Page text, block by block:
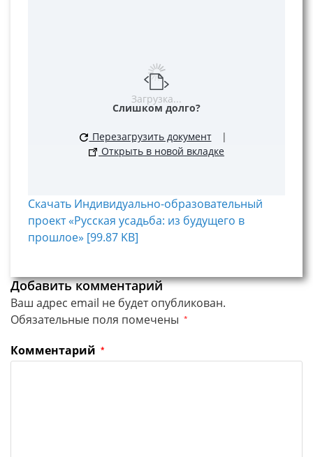
Загрузка...
Слишком долго?
Перезагрузить документ
|
Открыть в новой вкладке
Скачать Индивидуально-образовательный
проект «Русская усадьба: из будущего в
прошлое» [99.87 KB]
Добавить комментарий
Ваш адрес email не будет опубликован.
Обязательные поля помечены *
Комментарий *